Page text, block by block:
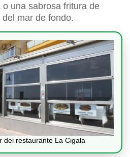
una sabrosa fritura de
mar de fondo.
del restaurante La Cigala